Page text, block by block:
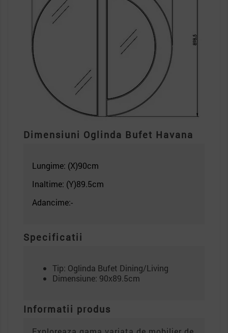
Dimensiuni Oglinda Bufet Havana
Lungime: (X)90cm
Inaltime: (Y)89.5cm
Adancime:-
Specificatii
Tip: Oglinda Bufet Dining/Living
Dimensiune: 90x89.5cm
Informatii produs